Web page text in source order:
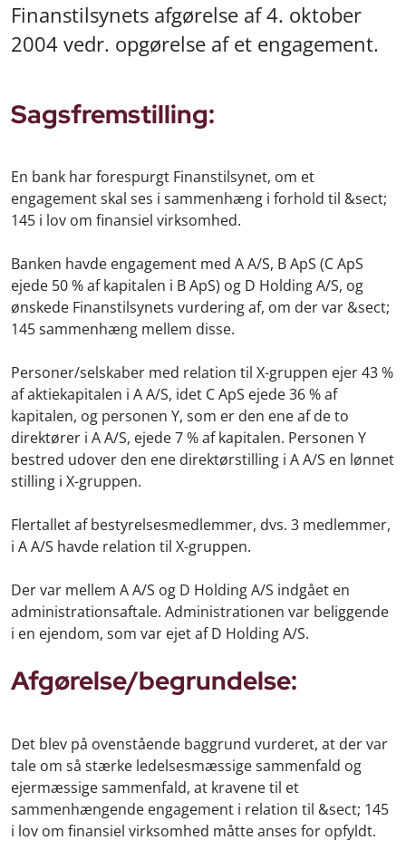
Finanstilsynets afgørelse af 4. oktober
2004 vedr. opgørelse af et engagement.
Sagsfremstilling:
En bank har forespurgt Finanstilsynet, om et
engagement skal ses i sammenhæng i forhold til &sect;
145 i lov om finansiel virksomhed.
Banken havde engagement med A A/S, B ApS (C ApS
ejede 50 % af kapitalen i B ApS) og D Holding A/S, og
ønskede Finanstilsynets vurdering af, om der var &sect;
145 sammenhæng mellem disse.
Personer/selskaber med relation til X-gruppen ejer 43 %
af aktiekapitalen i A A/S, idet C ApS ejede 36 % af
kapitalen, og personen Y, som er den ene af de to
direktører i A A/S, ejede 7 % af kapitalen. Personen Y
bestred udover den ene direktørstilling i A A/S en lønnet
stilling i X-gruppen.
Flertallet af bestyrelsesmedlemmer, dvs. 3 medlemmer,
i A A/S havde relation til X-gruppen.
Der var mellem A A/S og D Holding A/S indgået en
administrationsaftale. Administrationen var beliggende
i en ejendom, som var ejet af D Holding A/S.
Afgørelse/begrundelse:
Det blev på ovenstående baggrund vurderet, at der var
tale om så stærke ledelsesmæssige sammenfald og
ejermæssige sammenfald, at kravene til et
sammenhængende engagement i relation til &sect; 145
i lov om finansiel virksomhed måtte anses for opfyldt.